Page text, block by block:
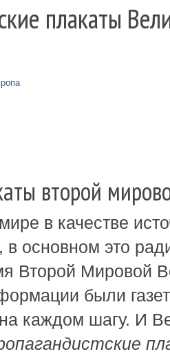
плакаты
второй
в качестве
основном это
Второй Мировой
были
каждом шагу. И